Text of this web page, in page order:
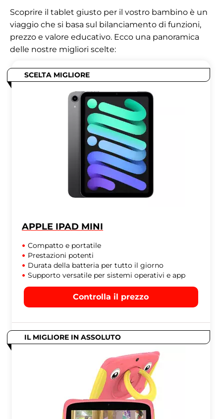
Scoprire il tablet giusto per il vostro bambino è un
viaggio che si basa sul bilanciamento di funzioni,
prezzo e valore educativo. Ecco una panoramica
delle nostre migliori scelte:
SCELTA MIGLIORE
APPLE IPAD MINI
Compatto e portatile
Prestazioni potenti
Durata della batteria per tutto il giorno
Supporto versatile per sistemi operativi e app
Controlla il prezzo
IL MIGLIORE IN ASSOLUTO